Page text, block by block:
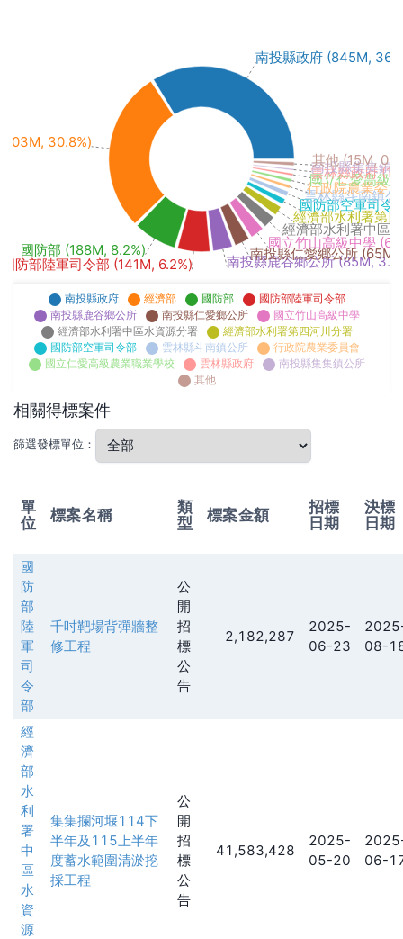
南投縣政府 (845M,
30.8%)
國防部 (188M, 8.2%)
國防部陸軍司令部 (141M, 6.2%)
南投縣鹿谷鄉公所 (85M,
南投縣仁愛鄉公所 (65M,
國立竹山高級中學
經濟部水利署中區
經濟部水利署第
國防部空軍司令
雲林縣斗南鎮
行政院農業委
國立仁愛高級
雲林縣政府
南投縣集集鎮
其他 (15M,
南投縣政府 經濟部 國防部
國防部陸軍司令部
南投縣鹿谷鄉公所
南投縣仁愛鄉公所
國立竹山高級中學
經濟部水利署中區水資源分署
經濟部水利署第四河川分署
國防部空軍司令部
雲林縣斗南鎮公所
行政院農業委員會
國立仁愛高級農業職業學校
雲林縣政府
南投縣集集鎮公所
其他
相關得標案件
篩選發標單位：
單
位
標案名稱
類
型
標案金額
招標
日期
決標
日期
國
防
部
陸
軍
司
令
部
千吋靶場背彈牆整
修工程
公
開
招
標
公
告
2,182,287
2025-
06-23
08-
經
濟
部
水
利
署
中
區
水
資
源
集集攔河堰114下
半年及115上半年
度蓄水範圍清淤挖
採工程
公
開
招
標
公
告
41,583,428
2025-
05-20
06-